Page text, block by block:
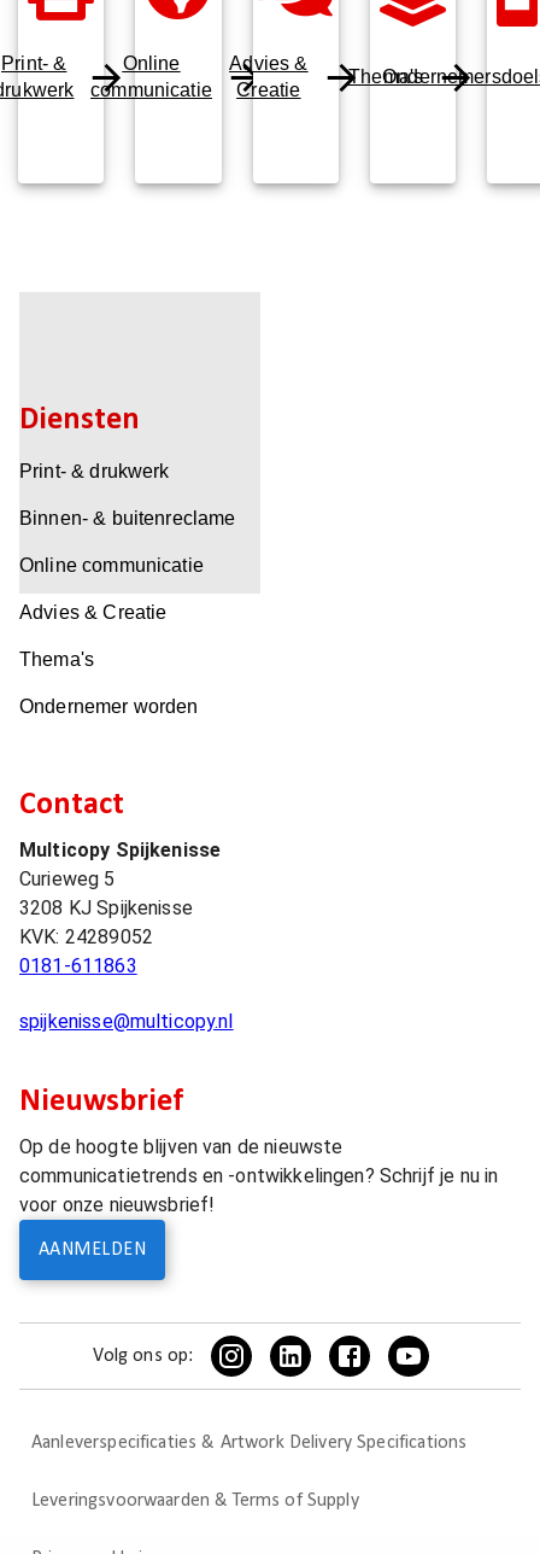
Print- &
Online
communicatie
Advies &
Creatie
Thema's
Diensten
Print- & drukwerk
Binnen- & buitenreclame
Online communicatie
Advies & Creatie
Thema's
Ondernemer worden
Contact
Multicopy Spijkenisse
Curieweg 5
3208 KJ Spijkenisse
KVK: 24289052
0181-611863
spijkenisse@multicopy.nl
Nieuwsbrief
Op de hoogte blijven van de nieuwste
communicatietrends en -ontwikkelingen? Schrijf je nu in
voor onze nieuwsbrief!
AANMELDEN
Volg ons op:
Aanleverspecificaties & Artwork Delivery Specifications
Leveringsvoorwaarden & Terms of Supply